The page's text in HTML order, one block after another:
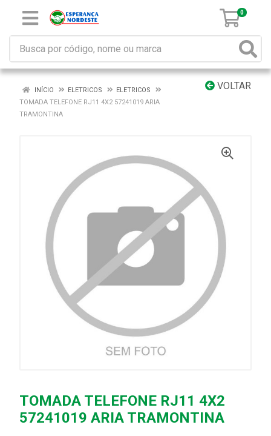
0
VOLTAR
INÍCIO ELETRICOS
ELETRICOS
TOMADA TELEFONE RJ11 4X2 57241019 ARIA
TRAMONTINA
TOMADA TELEFONE RJ11 4X2
57241019 ARIA TRAMONTINA